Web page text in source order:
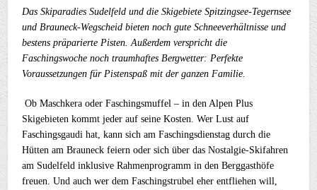
Das Skiparadies Sudelfeld und die Skigebiete Spitzingsee-Tegernsee
und Brauneck-Wegscheid bieten noch gute Schneeverhältnisse und
bestens präparierte Pisten. Außerdem verspricht die
Faschingswoche noch traumhaftes Bergwetter: Perfekte
Voraussetzungen für Pistenspaß mit der ganzen Familie.
Ob Maschkera oder Faschingsmuffel – in den Alpen Plus
Skigebieten kommt jeder auf seine Kosten. Wer Lust auf
Faschingsgaudi hat, kann sich am Faschingsdienstag durch die
Hütten am Brauneck feiern oder sich über das Nostalgie-Skifahren
am Sudelfeld inklusive Rahmenprogramm in den Berggasthöfe
freuen. Und auch wer dem Faschingstrubel eher entfliehen will,